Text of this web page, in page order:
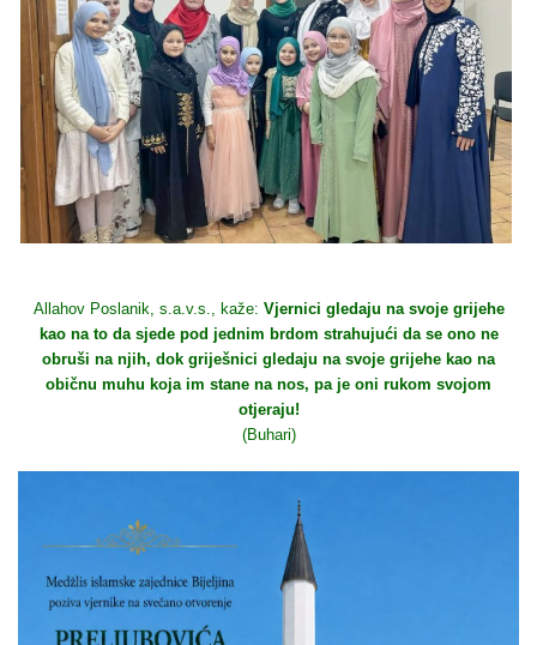
Allahov Poslanik, s.a.v.s., kaže: Vjernici gledaju na svoje grijehe
kao na to da sjede pod jednim brdom strahujući da se ono ne
obruši na njih, dok griješnici gledaju na svoje grijehe kao na
običnu muhu koja im stane na nos, pa je oni rukom svojom
otjeraju!
(Buhari)